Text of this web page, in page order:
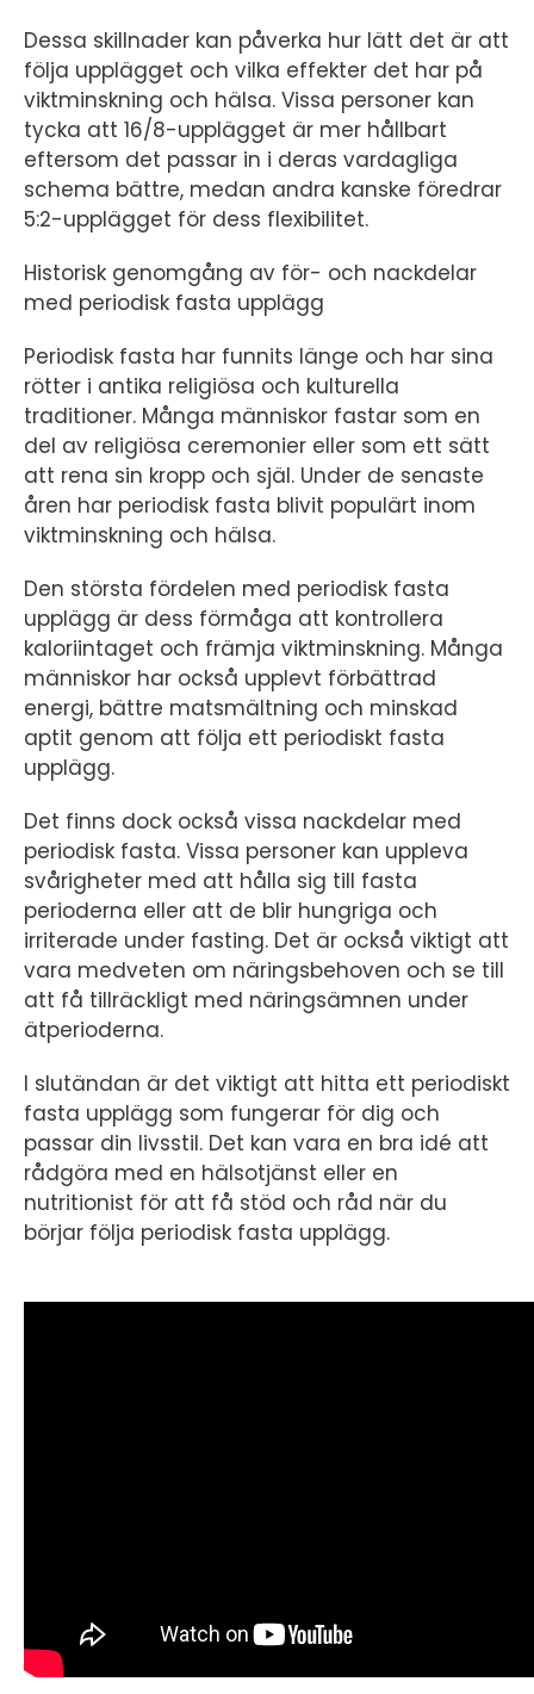
Dessa skillnader kan påverka hur lätt det är att
följa upplägget och vilka effekter det har på
viktminskning och hälsa. Vissa personer kan
tycka att 16/8-upplägget är mer hållbart
eftersom det passar in i deras vardagliga
schema bättre, medan andra kanske föredrar
5:2-upplägget för dess flexibilitet.
Historisk genomgång av för- och nackdelar
med periodisk fasta upplägg
Periodisk fasta har funnits länge och har sina
rötter i antika religiösa och kulturella
traditioner. Många människor fastar som en
del av religiösa ceremonier eller som ett sätt
att rena sin kropp och själ. Under de senaste
åren har periodisk fasta blivit populärt inom
viktminskning och hälsa.
Den största fördelen med periodisk fasta
upplägg är dess förmåga att kontrollera
kaloriintaget och främja viktminskning. Många
människor har också upplevt förbättrad
energi, bättre matsmältning och minskad
aptit genom att följa ett periodiskt fasta
upplägg.
Det finns dock också vissa nackdelar med
periodisk fasta. Vissa personer kan uppleva
svårigheter med att hålla sig till fasta
perioderna eller att de blir hungriga och
irriterade under fasting. Det är också viktigt att
vara medveten om näringsbehoven och se till
att få tillräckligt med näringsämnen under
ätperioderna.
I slutändan är det viktigt att hitta ett periodiskt
fasta upplägg som fungerar för dig och
passar din livsstil. Det kan vara en bra idé att
rådgöra med en hälsotjänst eller en
nutritionist för att få stöd och råd när du
börjar följa periodisk fasta upplägg.